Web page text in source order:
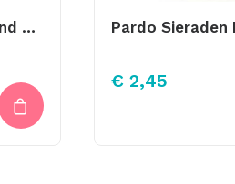
Metalen Label Nederland Zilverkleurig 15x24mm
€ 2,45